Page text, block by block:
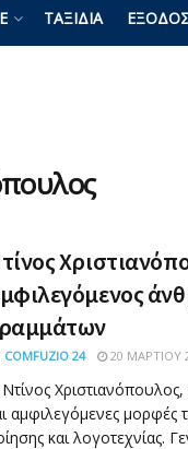
ΤΑΞΊΔΙΑ
COMFUZIO 24 20 ΜΑΡΤΊΟΥ
Χριστιανόπουλος,
αμφιλεγόμενες μορφές
και λογοτεχνίας.